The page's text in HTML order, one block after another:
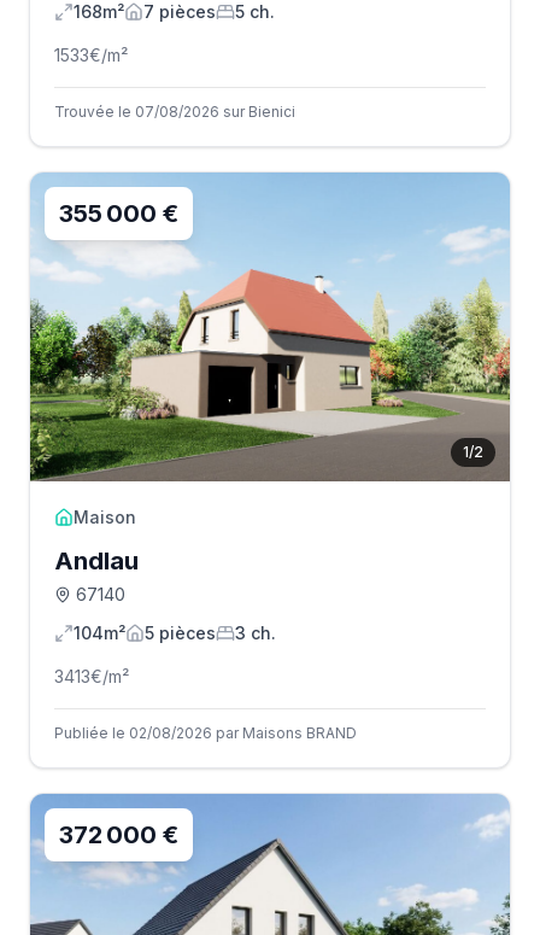
168m² 7 pièces 5 ch.
1533€/m²
Trouvée le 07/08/2026 sur Bienici
1/2
355 000 €
Maison
Andlau
67140
104m²
5 pièces 3 ch.
3413€/m²
Publiée le 02/08/2026 par Maisons BRAND
372 000 €